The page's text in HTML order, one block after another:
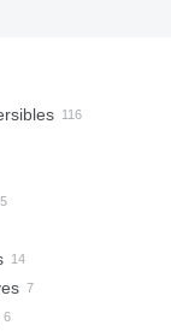
flexibles
tracteur